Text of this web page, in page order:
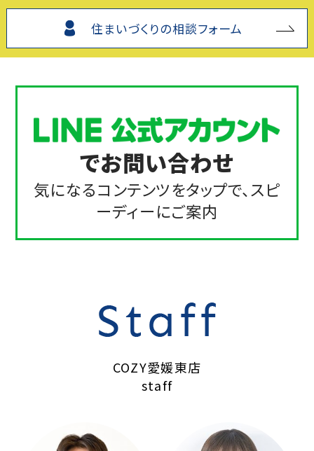
住まいづくりの相談フォーム
でお問い合わせ
気になるコンテンツをタップで、スピ
ーディーにご案内
COZY愛媛東店
staff